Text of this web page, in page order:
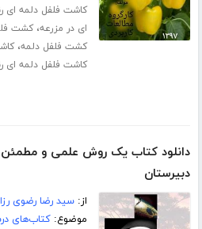
کاشت فلفل دلمه ای
ای در مزرعه،کشت
کشت فلفل دلمه،
کاشت فلفل دلمه ای
دانلود کتاب یک روش علمی و مطمئن
دبیرستان
از:سید رضا رضوی
موضوع:کتاب‌های